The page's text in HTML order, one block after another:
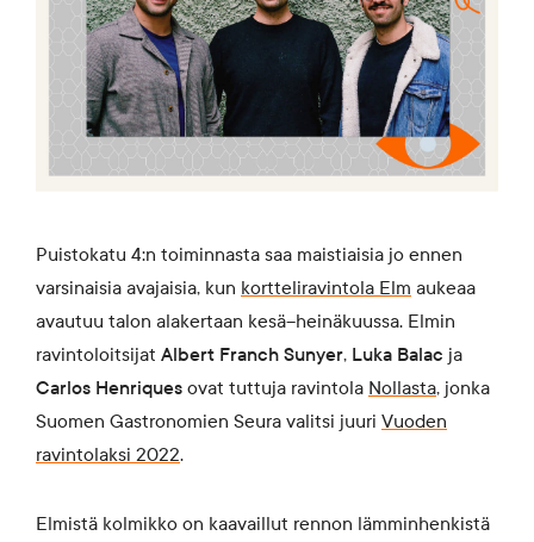
EN SV SME
Puistokatu 4:n toiminnasta saa maistiaisia jo ennen
varsinaisia avajaisia, kun kortteliravintola Elm aukeaa
avautuu talon alakertaan kesä–heinäkuussa. Elmin
ravintoloitsijat Albert Franch Sunyer, Luka Balac ja
Carlos Henriques ovat tuttuja ravintola Nollasta, jonka
Suomen Gastronomien Seura valitsi juuri Vuoden
ravintolaksi 2022.
Elmistä kolmikko on kaavaillut rennon lämminhenkistä